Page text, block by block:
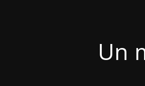
Un